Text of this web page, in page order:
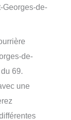
Georges-de-
de-
69.
une